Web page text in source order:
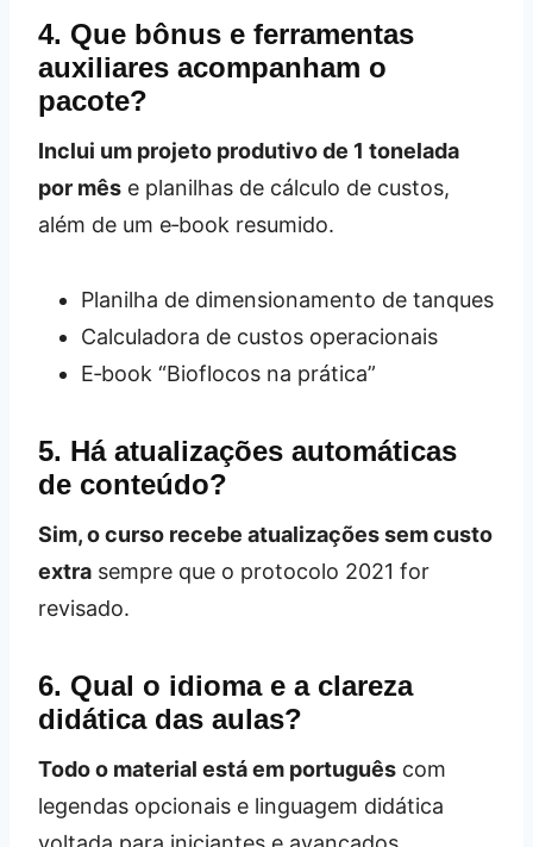
4. Que bônus e ferramentas
auxiliares acompanham o
pacote?
Inclui um projeto produtivo de 1 tonelada
por mês e planilhas de cálculo de custos,
além de um e‑book resumido.
Planilha de dimensionamento de tanques
Calculadora de custos operacionais
E‑book “Bioflocos na prática”
5. Há atualizações automáticas
de conteúdo?
Sim, o curso recebe atualizações sem custo
extra sempre que o protocolo 2021 for
revisado.
6. Qual o idioma e a clareza
didática das aulas?
Todo o material está em português com
legendas opcionais e linguagem didática